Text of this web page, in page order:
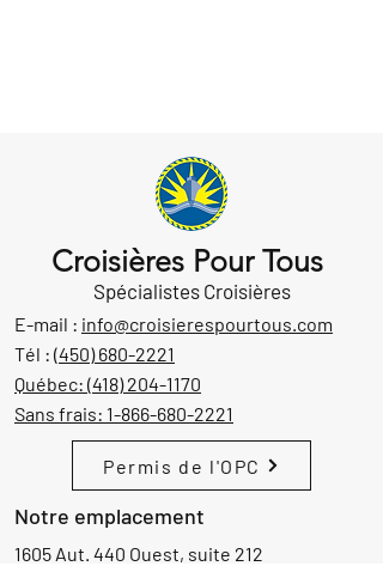
Croisières Pour Tous
Spécialistes Croisières
E-mail : info@croisierespourtous.com
Tél : (450) 680-2221
Québec: (418) 204-1170
Sans frais: 1-866-680-2221
Permis de l'OPC
Notre emplacement
1605 Aut. 440 Ouest, suite 212